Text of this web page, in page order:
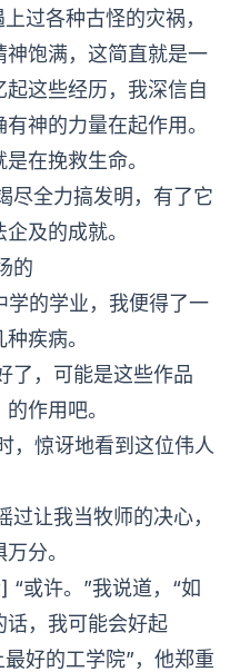
过各种古怪的灾祸，
饱满，这简直就是一
这些经历，我深信自
神的力量在起作用。
在挽救生命。
尽全力搞发明，有了它
及的成就。
的
学的学业，我便得了一
疾病。
了，可能是这些作品
作用吧。
，惊讶地看到这位伟人
过让我当牧师的决心，
分。
“或许。”我说道，“如
话，我可能会好起
好的工学院”，他郑重